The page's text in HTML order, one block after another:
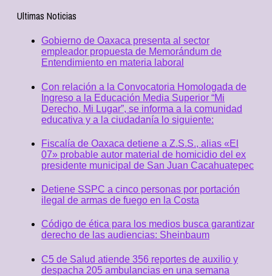
Ultimas Noticias
Gobierno de Oaxaca presenta al sector
empleador propuesta de Memorándum de
Entendimiento en materia laboral
Con relación a la Convocatoria Homologada de
Ingreso a la Educación Media Superior “Mi
Derecho, Mi Lugar”, se informa a la comunidad
educativa y a la ciudadanía lo siguiente:
Fiscalía de Oaxaca detiene a Z.S.S., alias «El
07» probable autor material de homicidio del ex
presidente municipal de San Juan Cacahuatepec
Detiene SSPC a cinco personas por portación
ilegal de armas de fuego en la Costa
Código de ética para los medios busca garantizar
derecho de las audiencias: Sheinbaum
C5 de Salud atiende 356 reportes de auxilio y
despacha 205 ambulancias en una semana